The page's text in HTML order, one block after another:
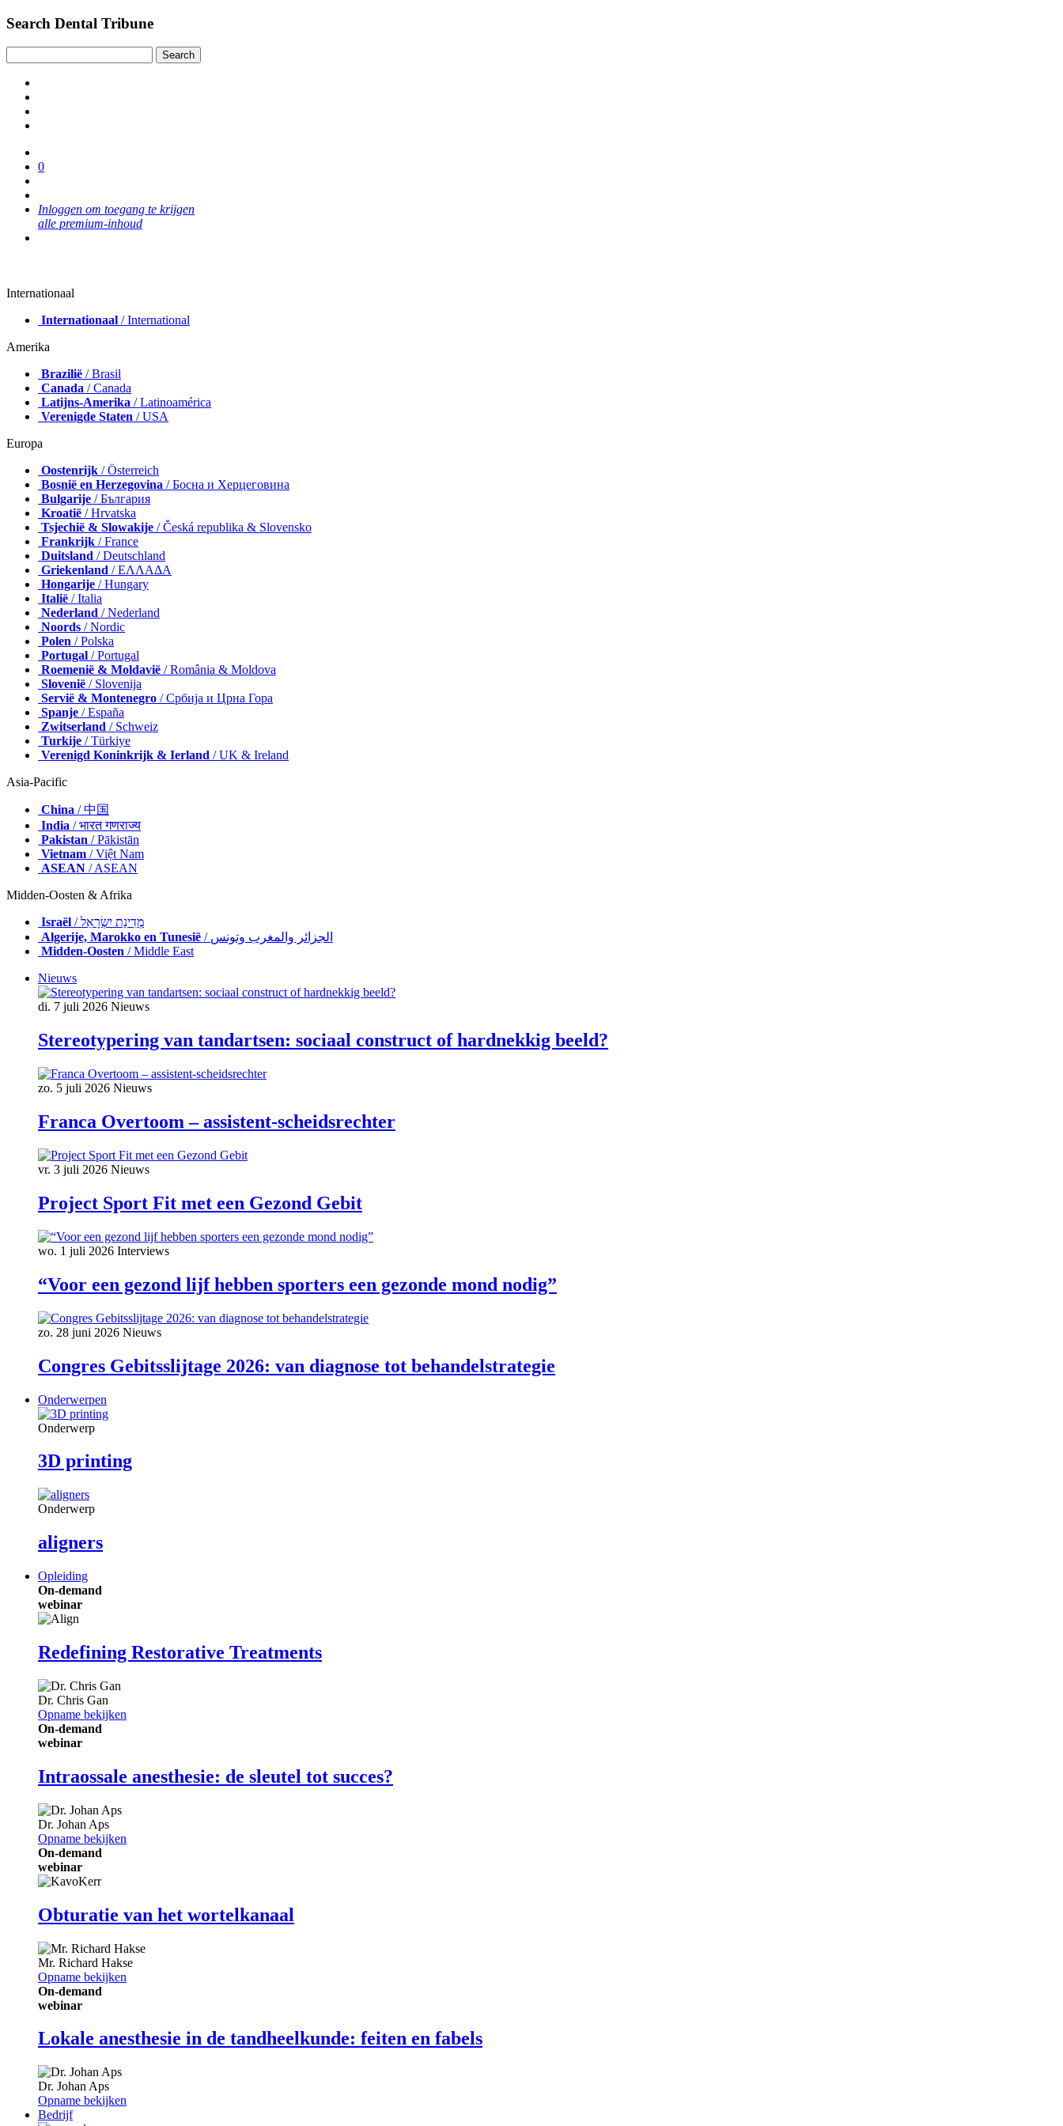
Search Dental Tribune
0
Inloggen om toegang te krijgen
alle premium-inhoud
Internationaal
Internationaal / International
Amerika
Brazilië / Brasil
Canada / Canada
Latijns-Amerika / Latinoamérica
Verenigde Staten / USA
Europa
Oostenrijk / Österreich
Bosnië en Herzegovina / Босна и Херцеговина
Bulgarije / България
Kroatië / Hrvatska
Tsjechië & Slowakije / Česká republika & Slovensko
Frankrijk / France
Duitsland / Deutschland
Griekenland / ΕΛΛΑΔΑ
Hongarije / Hungary
Italië / Italia
Nederland / Nederland
Noords / Nordic
Polen / Polska
Portugal / Portugal
Roemenië & Moldavië / România & Moldova
Slovenië / Slovenija
Servië & Montenegro / Србија и Црна Гора
Spanje / España
Zwitserland / Schweiz
Turkije / Türkiye
Verenigd Koninkrijk & Ierland / UK & Ireland
Asia-Pacific
China / 中国
India / भारत गणराज्य
Pakistan / Pākistān
Vietnam / Việt Nam
ASEAN / ASEAN
Midden-Oosten & Afrika
Israël
/ מְדִינַת יִשְׂרָאֵל
Algerije, Marokko en Tunesië
/ الجزائر والمغرب وتونس
Midden-Oosten / Middle East
Nieuws
di. 7 juli 2026 Nieuws
Stereotypering van tandartsen: sociaal construct of hardnekkig beeld?
zo. 5 juli 2026 Nieuws
Franca Overtoom – assistent-scheidsrechter
vr. 3 juli 2026 Nieuws
Project Sport Fit met een Gezond Gebit
wo. 1 juli 2026 Interviews
“Voor een gezond lijf hebben sporters een gezonde mond nodig”
zo. 28 juni 2026 Nieuws
Congres Gebitsslijtage 2026: van diagnose tot behandelstrategie
Onderwerpen
Onderwerp
3D printing
Onderwerp
aligners
Opleiding
On-demand
webinar
Redefining Restorative Treatments
Dr. Chris Gan
Opname bekijken
On-demand
webinar
Intraossale anesthesie: de sleutel tot succes?
Dr. Johan Aps
Opname bekijken
On-demand
webinar
Obturatie van het wortelkanaal
Mr. Richard Hakse
Opname bekijken
On-demand
webinar
Lokale anesthesie in de tandheelkunde: feiten en fabels
Dr. Johan Aps
Opname bekijken
Bedrijf